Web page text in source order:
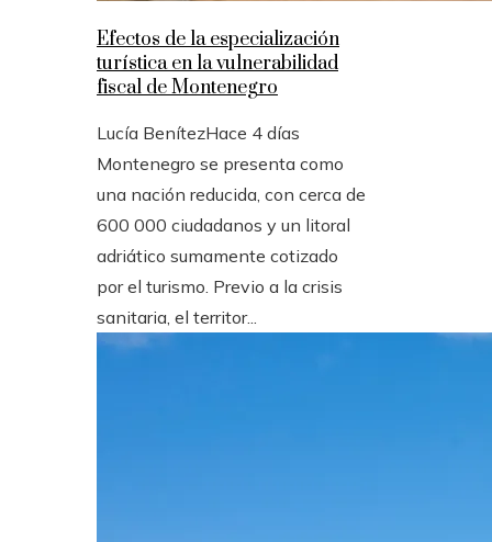
Efectos de la especialización
turística en la vulnerabilidad
fiscal de Montenegro
Lucía BenítezHace 4 días
Montenegro se presenta como
una nación reducida, con cerca de
600 000 ciudadanos y un litoral
adriático sumamente cotizado
por el turismo. Previo a la crisis
sanitaria, el territor...